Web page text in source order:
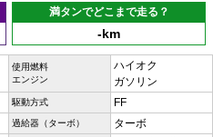
満タンでどこまで走る？
-km
使用燃料
エンジン
ハイオク
ガソリン
駆動方式 FF
過給器（ターボ） ターボ